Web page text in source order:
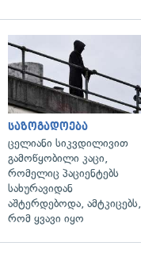
საზოგადოება
ცელიანი სიკვდილივით
გამოწყობილი კაცი,
რომელიც პაციენტებს
სახურავიდან
აშტერდებოდა, ამტკიცებს,
რომ ყვავი იყო